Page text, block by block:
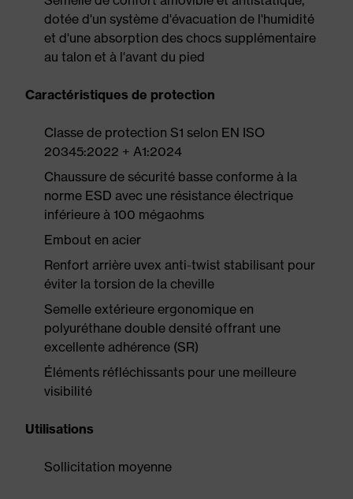
dotée d'un système d'évacuation de l'humidité
et d'une absorption des chocs supplémentaire
au talon et à l'avant du pied
Caractéristiques de protection
Classe de protection S1 selon EN ISO
20345:2022 + A1:2024
Chaussure de sécurité basse conforme à la
norme ESD avec une résistance électrique
inférieure à 100 mégaohms
Embout en acier
Renfort arrière uvex anti-twist stabilisant pour
éviter la torsion de la cheville
Semelle extérieure ergonomique en
polyuréthane double densité offrant une
excellente adhérence (SR)
Éléments réfléchissants pour une meilleure
visibilité
Utilisations
Sollicitation moyenne